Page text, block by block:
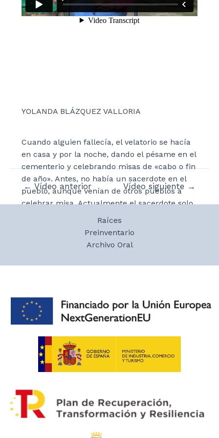
YOLANDA BLÁZQUEZ VALLORIA
Cuando alguien fallecía, el velatorio se hacía
en casa y por la noche, dando el pésame en el
cementerio y celebrando misas de «cabo o fin
de año». Antes, no había un sacerdote en el
pueblo, aunque venían de otros pueblos a
celebrar misa. Actualmente el sacerdote solo
pasa en fiestas y por funerales.
Navegación
← Vídeo anterior Vídeo siguiente →
Raíces
Preinventario
Archivo Oral